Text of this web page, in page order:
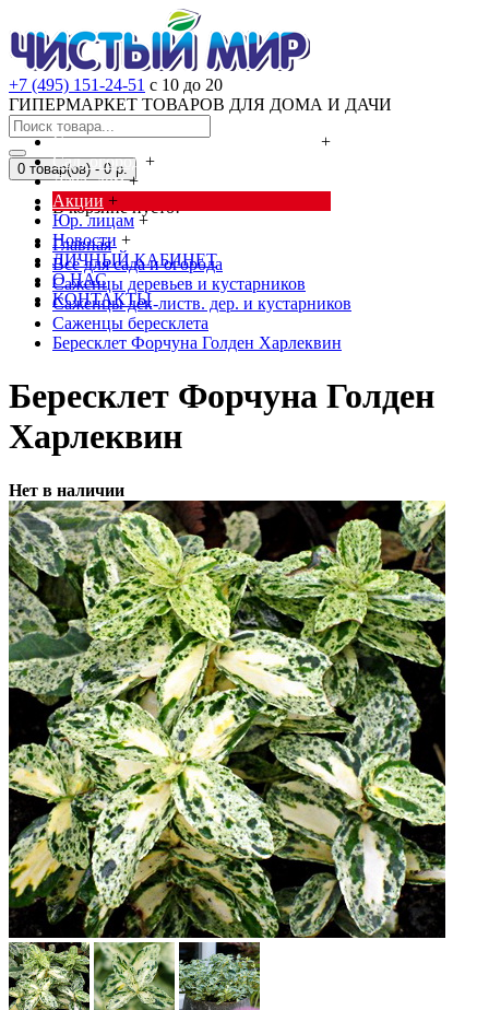
+7 (495) 151-24-51 с 10 до 20
ГИПЕРМАРКЕТ ТОВАРОВ ДЛЯ ДОМА И ДАЧИ
Cредства от насекомых и грызунов
+
Сад, огород +
Дача, дом +
Акции +
Юр. лицам +
Новости +
ЛИЧНЫЙ КАБИНЕТ
О НАС
КОНТАКТЫ
0 товар(ов) - 0 р.
В корзине пусто!
Главная
Всё для сада и огорода
Саженцы деревьев и кустарников
Саженцы дек-листв. дер. и кустарников
Саженцы бересклета
Бересклет Форчуна Голден Харлеквин
Бересклет Форчуна Голден
Харлеквин
Нет в наличии